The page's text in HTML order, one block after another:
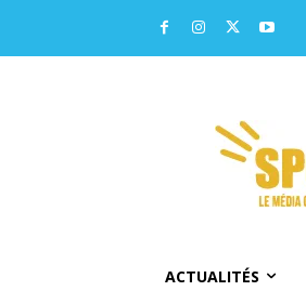
ACTUALITÉS